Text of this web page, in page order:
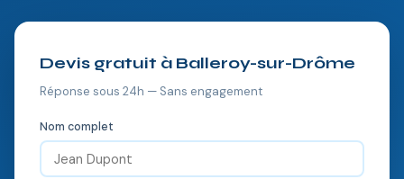
Devis gratuit à Balleroy-sur-Drôme
Réponse sous 24h — Sans engagement
Nom complet